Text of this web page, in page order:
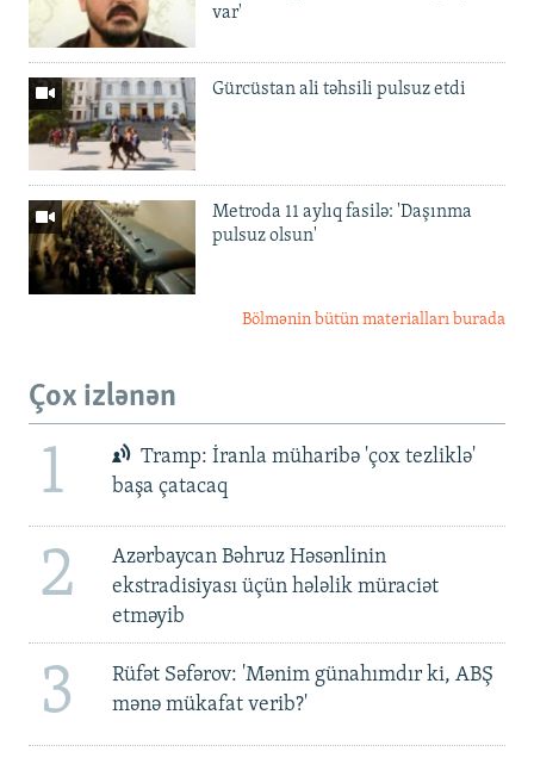
var'
Gürcüstan ali təhsili pulsuz etdi
Metroda 11 aylıq fasilə: 'Daşınma
pulsuz olsun'
Bölmənin bütün materialları burada
Çox izlənən
1
Tramp: İranla müharibə 'çox tezliklə'
başa çatacaq
2
Azərbaycan Bəhruz Həsənlinin
ekstradisiyası üçün hələlik müraciət
etməyib
3
Rüfət Səfərov: 'Mənim günahımdır ki, ABŞ
mənə mükafat verib?'